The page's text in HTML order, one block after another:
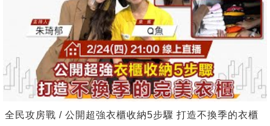
全民攻房戰 / 公開超強衣櫃收納5步驟 打造不換季的衣櫃